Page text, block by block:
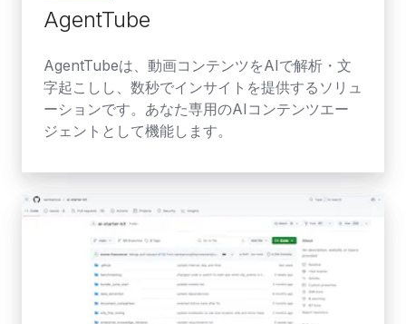
AgentTube
AgentTubeは、動画コンテンツをAIで解析・文
字起こしし、数秒でインサイトを提供するソリュ
ーションです。あなた専用のAIコンテンツエー
ジェントとして機能します。
AI